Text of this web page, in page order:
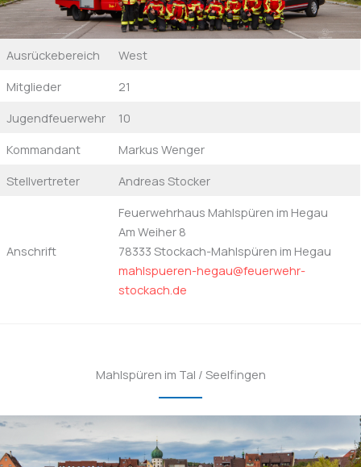
Ausrückebereich
West
Mitglieder
21
Jugendfeuerwehr
10
Kommandant
Markus Wenger
Stellvertreter
Andreas Stocker
Anschrift
Feuerwehrhaus Mahlspüren im Hegau
Am Weiher 8
78333 Stockach-Mahlspüren im Hegau
mahlspueren-hegau@feuerwehr-
stockach.de
Mahlspüren im Tal / Seelfingen